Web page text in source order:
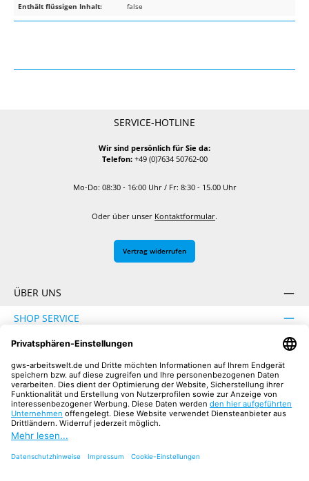
Enthält flüssigen Inhalt:
false
SERVICE-HOTLINE
Wir sind persönlich für Sie da:
Telefon:+49 (0)7634 50762-00
Mo-Do: 08:30 - 16:00 Uhr / Fr: 8:30 - 15.00 Uhr
Oder über unser Kontaktformular.
Vertrag widerrufen
ÜBER UNS
SHOP SERVICE
INFORMATION
SICHER EINKAUFEN
UNSERE COMMUNITIES
FacebookInstagramYouTube